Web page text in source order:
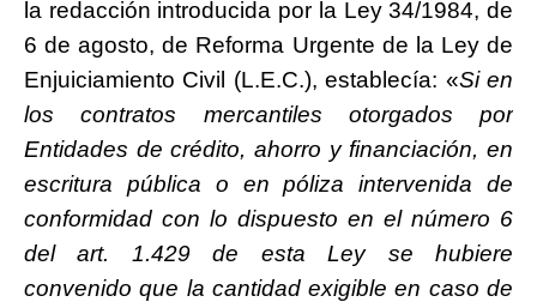
la redacción introducida por la Ley 34/1984, de
6 de agosto, de Reforma Urgente de la Ley de
Enjuiciamiento Civil (L.E.C.), establecía: «Si en
los contratos mercantiles otorgados por
Entidades de crédito, ahorro y financiación, en
escritura pública o en póliza intervenida de
conformidad con lo dispuesto en el número 6
del art. 1.429 de esta Ley se hubiere
convenido que la cantidad exigible en caso de